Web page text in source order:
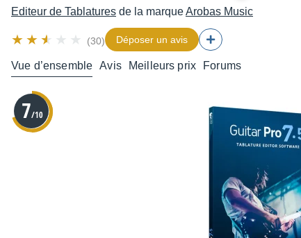
Editeur de Tablatures de la marqueArobas Music
(30) Déposer un avis
Vue d’ensemble Avis Meilleurs prix Forums
7/10